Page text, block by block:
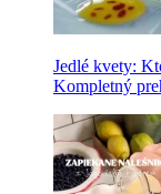
Jedlé kvety:
Kompletný